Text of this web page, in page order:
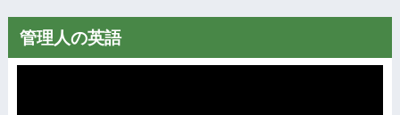
管理人の英語